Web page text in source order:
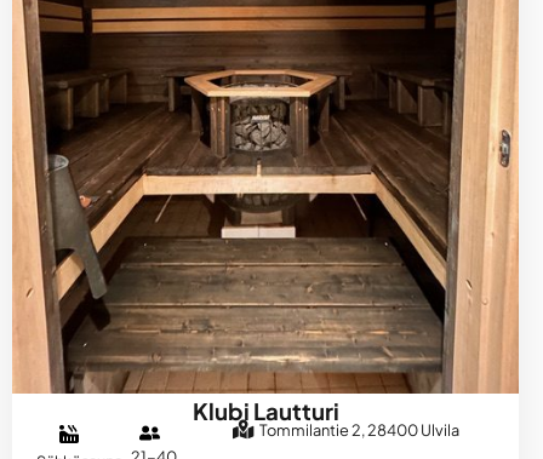
Klubi Lautturi
Tommilantie 2, 28400 Ulvila